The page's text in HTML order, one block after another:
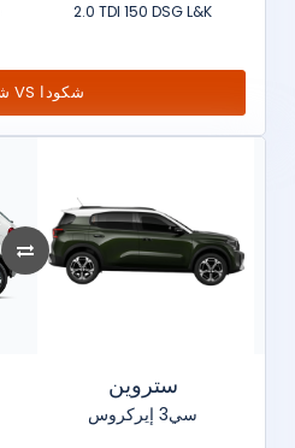
2.0 TDI 150 DSG L&K
شكودا VS شكودا
ستروين
سي3 إيركروس